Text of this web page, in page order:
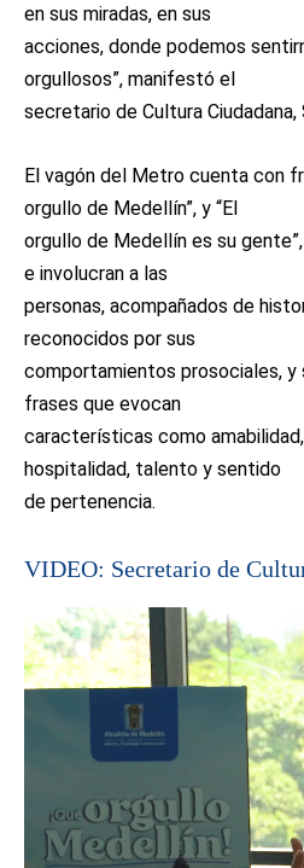
en sus miradas, en sus
acciones, donde podemos
orgullosos”, manifestó el
secretario de Cultura
El vagón del Metro cuenta con
orgullo de Medellín”, y “El
orgullo de Medellín es su
e involucran a las
personas, acompañados de
reconocidos por sus
comportamientos prosociales, y
frases que evocan
características como
hospitalidad, talento y sentido
de pertenencia.
VIDEO: Secretario de